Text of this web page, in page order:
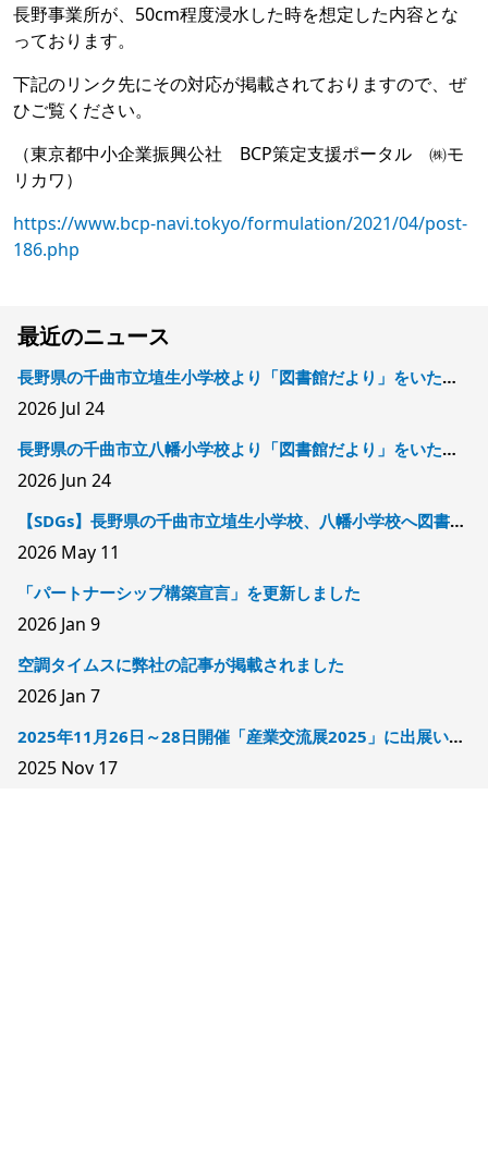
長野事業所が、50cm程度浸水した時を想定した内容とな
っております。
下記のリンク先にその対応が掲載されておりますので、ぜ
ひご覧ください。
（東京都中小企業振興公社 BCP策定支援ポータル ㈱モ
リカワ）
https://www.bcp-navi.tokyo/formulation/2021/04/post-
186.php
最近のニュース
長野県の千曲市立埴生小学校より「図書館だより」をいただきました
2026 Jul 24
長野県の千曲市立八幡小学校より「図書館だより」をいただきました
2026 Jun 24
【SDGs】長野県の千曲市立埴生小学校、八幡小学校へ図書を寄贈しました
2026 May 11
「パートナーシップ構築宣言」を更新しました
2026 Jan 9
空調タイムスに弊社の記事が掲載されました
2026 Jan 7
2025年11月26日～28日開催「産業交流展2025」に出展いたします
2025 Nov 17